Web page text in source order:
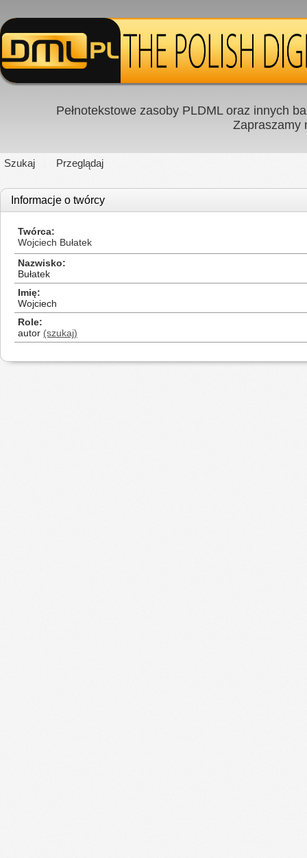
Pełnotekstowe zasoby PLDML oraz innych
Zapraszamy
Szukaj Przeglądaj
Informacje o twórcy
Twórca
Wojciech Bułatek
Nazwisko
Bułatek
Imię
Wojciech
Role
autor (szukaj)